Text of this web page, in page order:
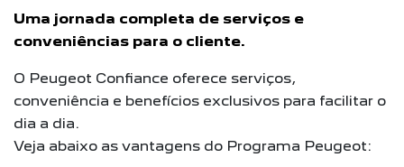
Uma jornada completa de serviços e
conveniências para o cliente.
O Peugeot Confiance oferece serviços,
conveniência e benefícios exclusivos para facilitar o
dia a dia.
Veja abaixo as vantagens do Programa Peugeot: